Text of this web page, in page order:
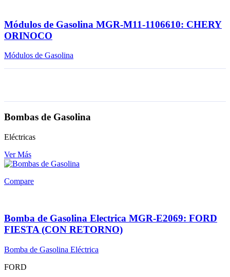
Módulos de Gasolina MGR-M11-1106610: CHERY
ORINOCO
Módulos de Gasolina
Bombas de Gasolina
Eléctricas
Ver Más
Compare
Bomba de Gasolina Electrica MGR-E2069: FORD
FIESTA (CON RETORNO)
Bomba de Gasolina Eléctrica
FORD